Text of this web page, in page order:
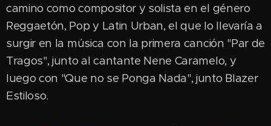
camino como compositor y solista en el género
Reggaetón, Pop y Latin Urban, el que lo llevaría a
surgir en la música con la primera canción "Par de
Tragos", junto al cantante Nene Caramelo, y
luego con "Que no se Ponga Nada", junto Blazer
Estiloso.